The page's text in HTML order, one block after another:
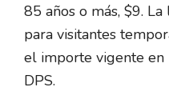
85 años o más, $9.
para visitantes
el importe vigente
DPS.